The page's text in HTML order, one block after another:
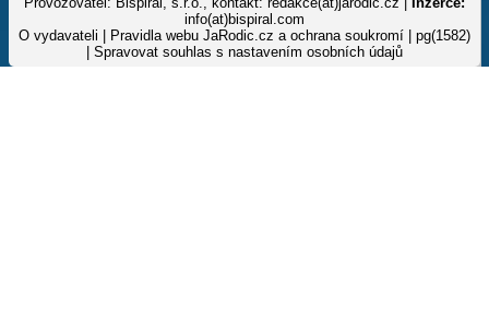
info(at)bispiral.com
O vydavateli
Pravidla webu JaRodic.cz a ochrana soukromí | pg(1582)
Spravovat souhlas s nastavením osobních údajů